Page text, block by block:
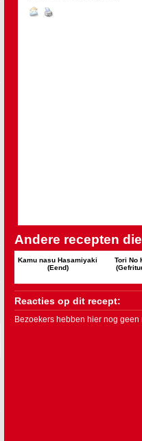
Andere recepten
Kamu nasu Hasamiyaki
(Eend)
Tori No
Reacties op dit recept:
Bezoekers hebben hier nog